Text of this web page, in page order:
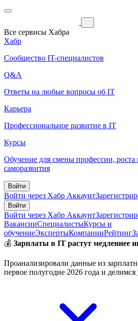
Все сервисы Хабра
Хабр
Сообщество IT-специалистов
Q&A
Ответы на любые вопросы об IT
Карьера
Профессиональное развитие в IT
Курсы
Обучение для смены профессии, роста
саморазвития
Войти
Войти через Хабр Аккаунт
Войти
Войти через Хабр Аккаунт
ВакансииСпециалистыКурсы и
обучениеЭкспертыКомпанииРейтинг
💰 Зарплаты в IT растут медленнее
Проанализировали данные из
первое полугодие 2026 года и делимся